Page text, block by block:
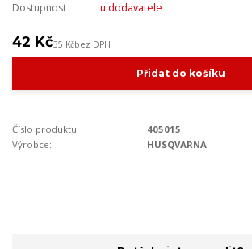
Dostupnost u dodavatele
42 Kč35 Kčbez DPH
Přidat do košíku
Číslo produktu:
405015
Výrobce:
HUSQVARNA